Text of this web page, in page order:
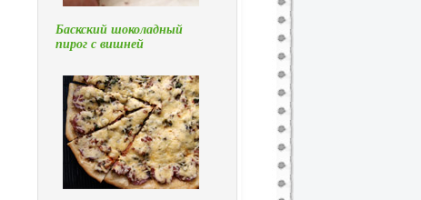
Баскский шоколадный
пирог с вишней